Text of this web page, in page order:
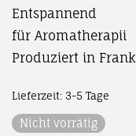
Entspannend
für Aromatherapii
Produziert in
Lieferzeit: 3-5 Tage
Nicht vorrätig